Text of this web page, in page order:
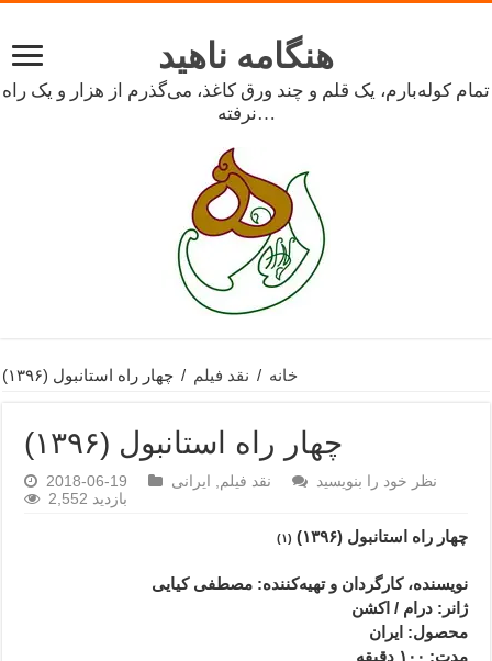
هنگامه ناهید
تمام کوله‌بارم، یک قلم و چند ورق کاغذ، می‌گذرم از هزار و یک راه
نرفته…
خانه / نقد فیلم / چهار راه استانبول (۱۳۹۶)
چهار راه استانبول (۱۳۹۶)
2018-06-19 نقد فیلم ایرانی
نظر خود را بنویسید
2,552 بازدید
چهار راه استانبول (۱۳۹۶) (۱)
نویسنده، کارگردان وتهیه‌کننده: مصطفی کیایی
ژانر : درام / اکشن
محصول: ایران
مدت: ۱۰۰ دقیقه